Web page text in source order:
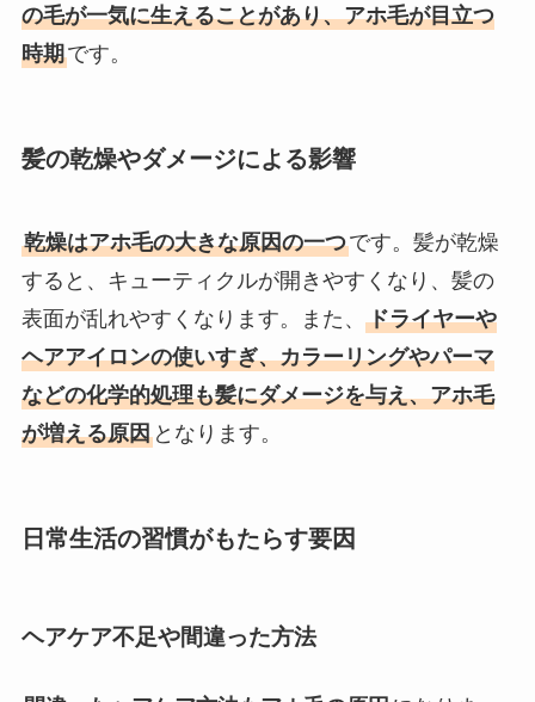
の毛が一気に生えることがあり、アホ毛が目立つ
時期です。
髪の乾燥やダメージによる影響
乾燥はアホ毛の大きな原因の一つです。髪が乾燥
すると、キューティクルが開きやすくなり、髪の
表面が乱れやすくなります。また、 ドライヤーや
ヘアアイロンの使いすぎ、カラーリングやパーマ
などの化学的処理も髪にダメージを与え、アホ毛
が増える原因となります。
日常生活の習慣がもたらす要因
ヘアケア不足や間違った方法